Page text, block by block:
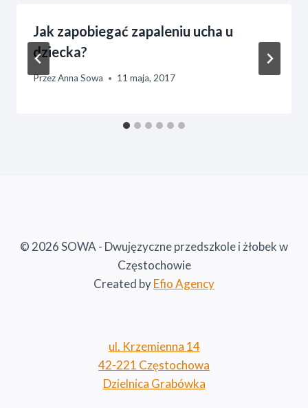
Jak zapobiegać zapaleniu ucha u
dziecka?
PrzezAnna Sowa 11 maja, 2017
© 2026 SOWA - Dwujęzyczne przedszkole i żłobek w
Częstochowie
Created byEfio Agency
ul. Krzemienna 14
42-221 Częstochowa
Dzielnica Grabówka